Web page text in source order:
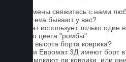
Для замены свяжитесь с нами
Серые eva бывают у вас?
Евромат использует только один
черного цвета "ромбы"
Какова высота борта коврика?
Коврики Евромат 3Д имеют борт
Не промокают ли коврики, или